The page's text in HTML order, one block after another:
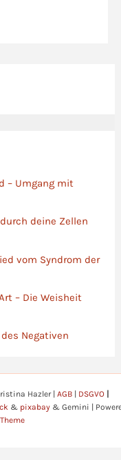
– Umgang mit
deine Zellen
vom Syndrom der
– Die Weisheit
Negativen
Hazler | AGB DSGVO
& pixabay & Gemini |